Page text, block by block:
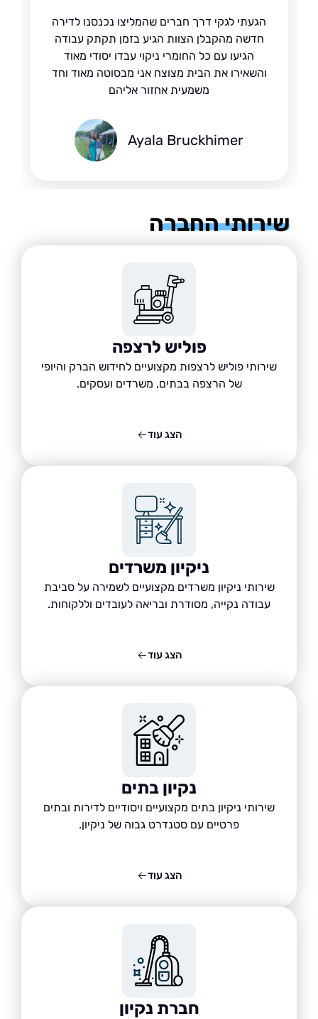
הגעתי לגקי דרך חברים שהמליצו נכנסנו לדירה
חדשה מהקבלן הצוות הגיע בזמן תקתק עבודה
הגיעו עם כל החומרי ניקוי עבדו יסודי מאוד
והשאירו את הבית מצוצח אני מבסוטה מאוד וחד
משמעית אחזור אליהם
Ayala Bruckhimer
החברה
פוליש לרצפה
שירותי פוליש לרצפות מקצועיים לחידוש הברק והיופי
של הרצפה בבתים, משרדים ועסקים.
ניקיון משרדים
שירותי ניקיון משרדים מקצועיים לשמירה על סביבת
עבודה נקייה, מסודרת ובריאה לעובדים וללקוחות.
נקיון בתים
שירותי ניקיון בתים מקצועיים ויסודיים לדירות ובתים
פרטיים עם סטנדרט גבוה של ניקיון.
חברת נקיון